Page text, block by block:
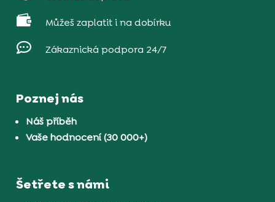
 Můžeš zaplatit i na dobírku
 Zákaznická podpora 24/7
Poznej nás
Náš příběh
Vaše hodnocení (30 000+)
Šetřete s námi